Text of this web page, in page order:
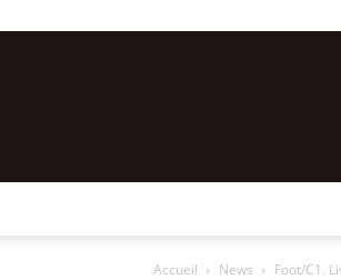
Accueil News Foot/C1.